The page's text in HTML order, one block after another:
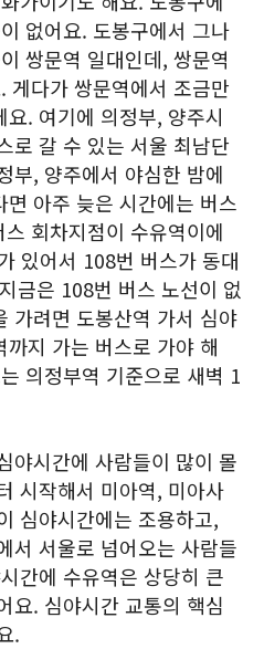
없어요. 도봉구에서 그나
쌍문역 일대인데, 쌍문역
게다가 쌍문역에서 조금만
. 여기에 의정부, 양주시
로 갈 수 있는 서울 최남단
부, 양주에서 야심한 밤에
아주 늦은 시간에는 버스
회차지점이 수유역이에
있어서 108번 버스가 동대
금은 108번 버스 노선이 없
가려면 도봉산역 가서 심야
지 가는 버스로 가야 해
의정부역 기준으로 새벽 1
야시간에 사람들이 많이 몰
시작해서 미아역, 미아사
심야시간에는 조용하고,
서 서울로 넘어오는 사람들
간에 수유역은 상당히 큰
요. 심야시간 교통의 핵심
.